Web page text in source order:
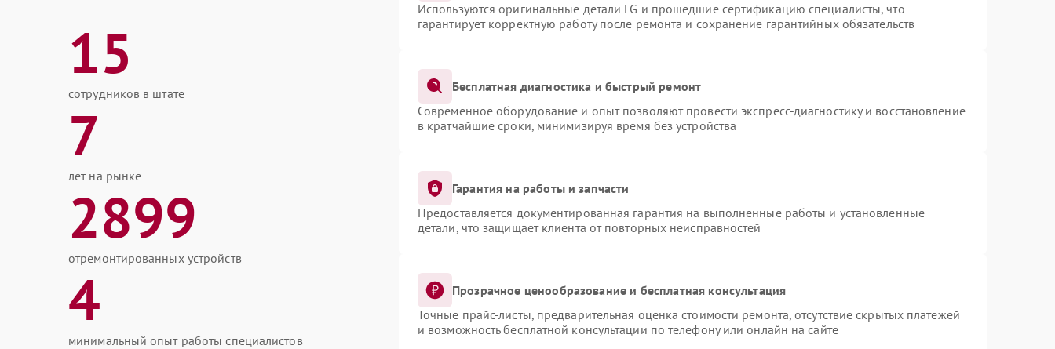
15
сотрудников в штате
7
лет на рынке
2899
отремонтированных устройств
4
минимальный опыт работы специалистов
Используются оригинальные детали LG и прошедшие сертификацию специалисты, что
гарантирует корректную работу после ремонта и сохранение гарантийных обязательств
Бесплатная диагностика и быстрый ремонт
Современное оборудование и опыт позволяют провести экспресс-диагностику и восстановление
в кратчайшие сроки, минимизируя время без устройства
Гарантия на работы и запчасти
Предоставляется документированная гарантия на выполненные работы и установленные
детали, что защищает клиента от повторных неисправностей
Прозрачное ценообразование и бесплатная консультация
Точные прайс-листы, предварительная оценка стоимости ремонта, отсутствие скрытых платежей
и возможность бесплатной консультации по телефону или онлайн на сайте